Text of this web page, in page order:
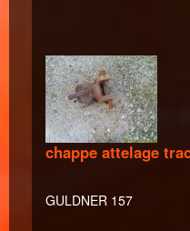
chappe attelage
GULDNER 157